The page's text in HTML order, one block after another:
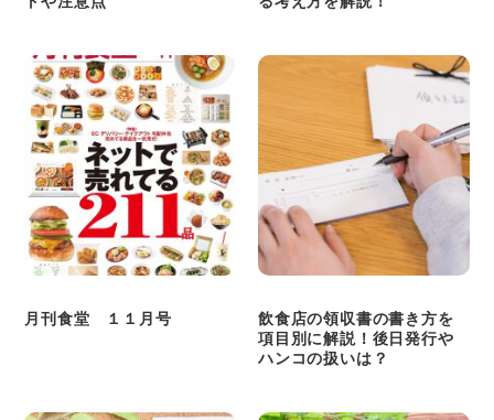
月刊食堂 １１月号
飲食店の領収書の書き方を
項目別に解説！後日発行や
ハンコの扱いは？